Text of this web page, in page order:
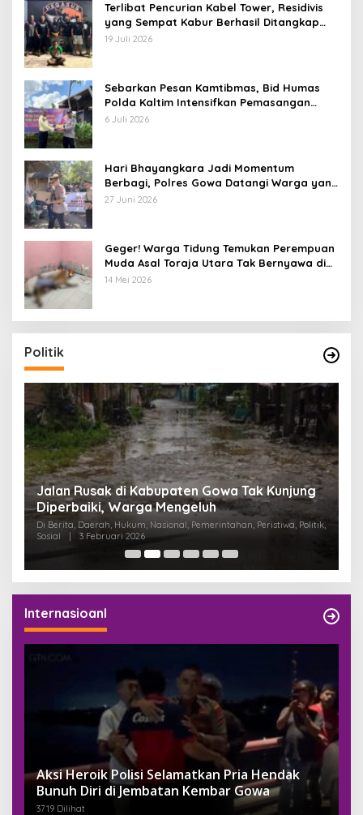
Terlibat Pencurian Kabel Tower, Residivis
yang Sempat Kabur Berhasil Ditangkap
Tim Gabungan di Jeneponto
19 Juli 2026
Sebarkan Pesan Kamtibmas, Bid Humas
Polda Kaltim Intensifkan Pemasangan
Spanduk serta Pembagian Stiker
6 Juli 2026
Hari Bhayangkara Jadi Momentum
Berbagi, Polres Gowa Datangi Warga yang
Membutuhkan
27 Juni 2026
Geger! Warga Tidung Temukan Perempuan
Muda Asal Toraja Utara Tak Bernyawa di
Kamar Kos
14 Mei 2026
Politik
Jalan Rusak di Kabupaten Gowa Tak Kunjung
Diperbaiki, Warga Mengeluh
Di Berita, Daerah, Hukum, Nasional, Pemerintahan, Peristiwa, Politik,
Sosial
| 3 Februari 2026
Internasioanl
Aksi Heroik Polisi Selamatkan Pria Hendak
Bunuh Diri di Jembatan Kembar Gowa
3719 Dilihat